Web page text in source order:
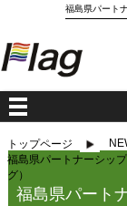
福島県パート
トップページ
福島県パートナーシッ
グ）
福島県パート